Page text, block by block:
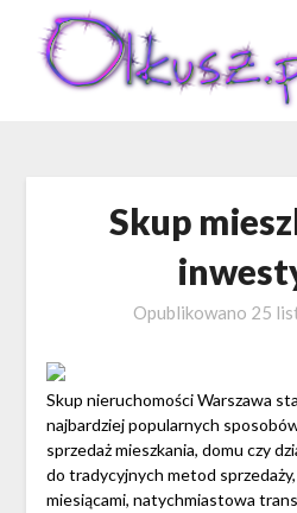
content
Skup
Opublikowano 25
Skup nieruchomości Warszawa
najbardziej popularnych
sprzedaż mieszkania, domu czy
do tradycyjnych metod
miesiącami, natychmiastowa